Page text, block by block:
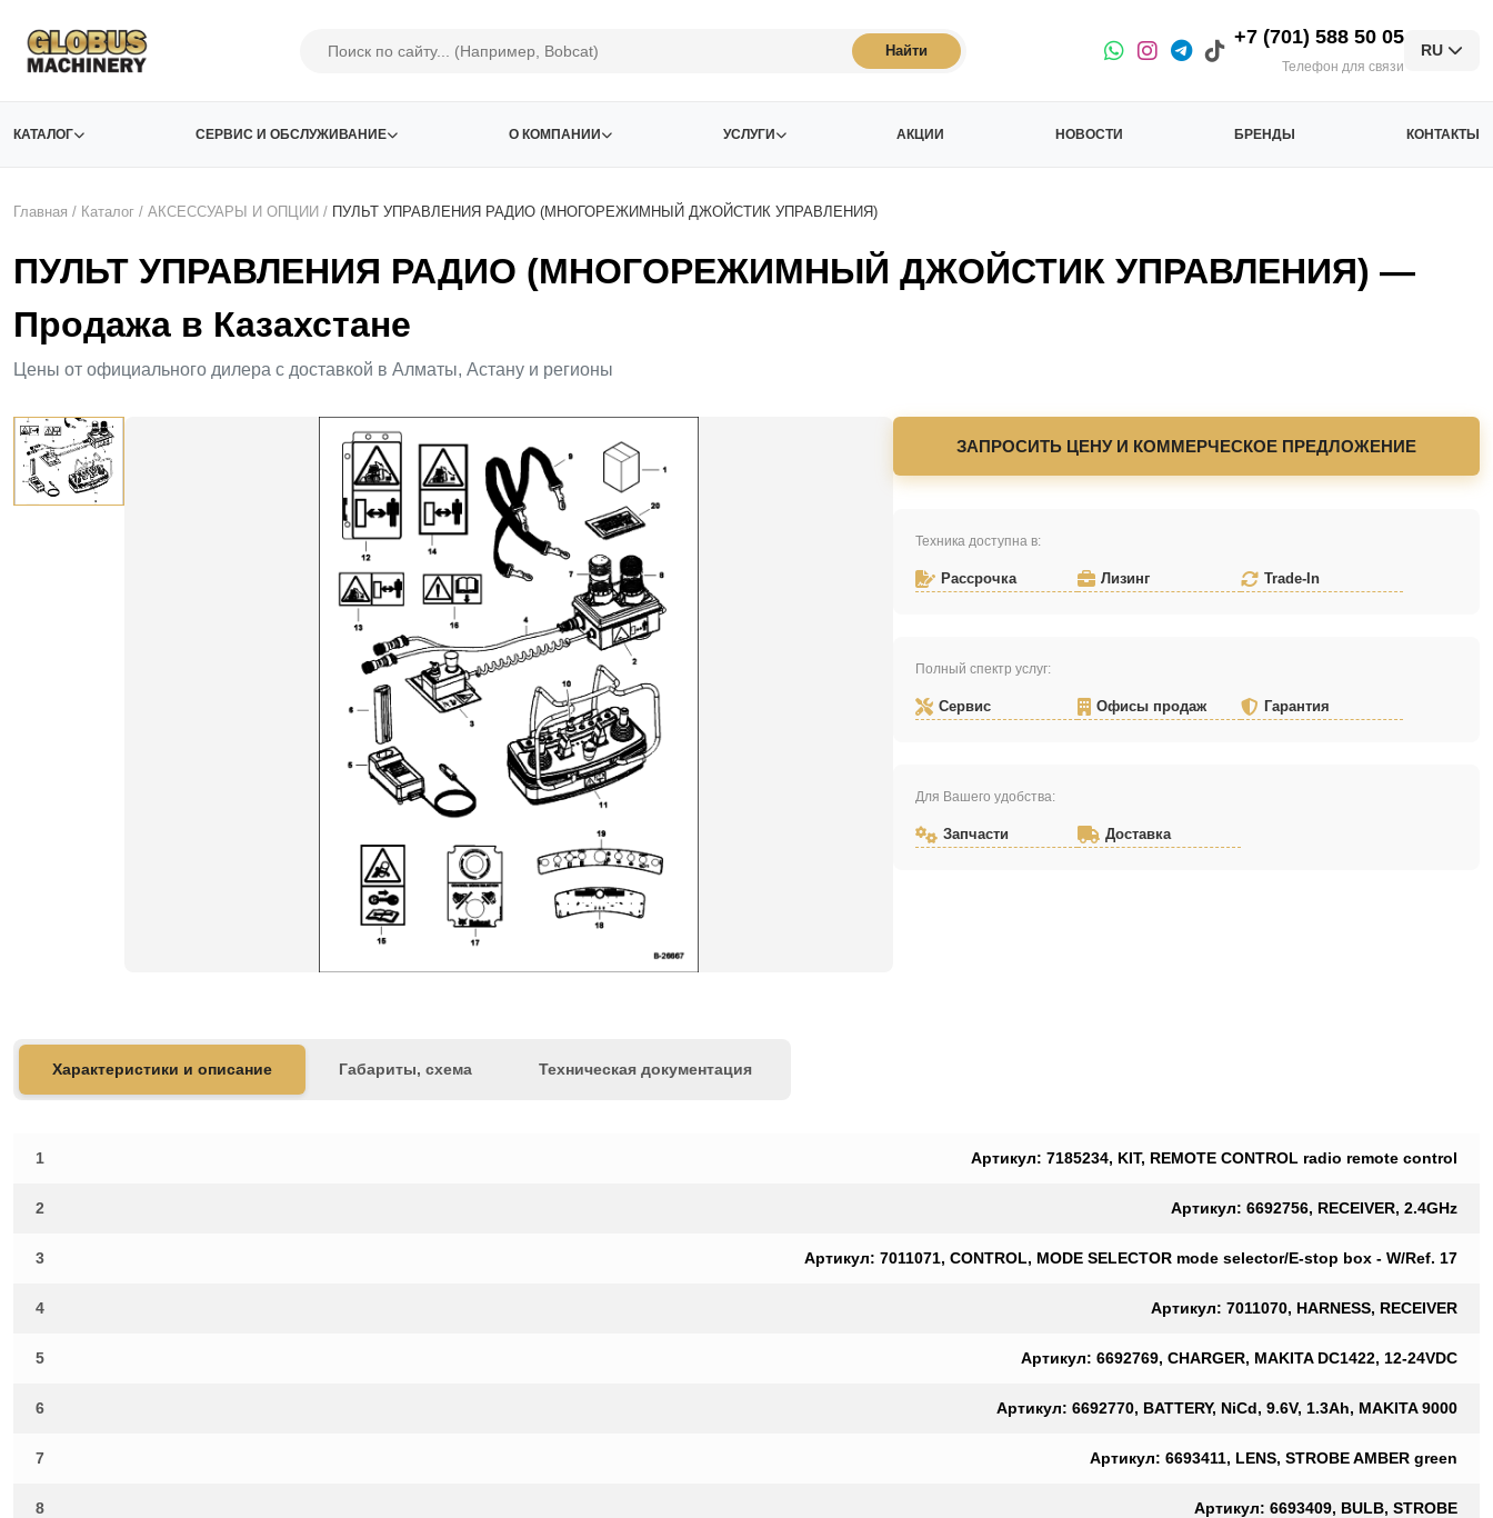
Найти
+7 (701) 588 50 05
Телефон для связи
RU
КАТАЛОГ СЕРВИС И ОБСЛУЖИВАНИЕ О КОМПАНИИ УСЛУГИ АКЦИИ НОВОСТИ БРЕНДЫ КОНТАКТЫ
Главная / Каталог / АКСЕСCУАРЫ И ОПЦИИ / ПУЛЬТ УПРАВЛЕНИЯ РАДИО (МНОГОРЕЖИМНЫЙ ДЖОЙСТИК УПРАВЛЕНИЯ)
ПУЛЬТ УПРАВЛЕНИЯ РАДИО (МНОГОРЕЖИМНЫЙ ДЖОЙСТИК УПРАВЛЕНИЯ) —
Продажа в Казахстане
Цены от официального дилера с доставкой в Алматы, Астану и регионы
ЗАПРОСИТЬ ЦЕНУ И КОММЕРЧЕСКОЕ ПРЕДЛОЖЕНИЕ
Техника доступна в:
Рассрочка Лизинг Trade-In
Полный спектр услуг:
Сервис Офисы продаж Гарантия
Для Вашего удобства:
Запчасти Доставка
Характеристики и описание Габариты, схема Техническая документация
1 Артикул: 7185234, KIT, REMOTE CONTROL radio remote control
2 Артикул: 6692756, RECEIVER, 2.4GHz
3 Артикул: 7011071, CONTROL, MODE SELECTOR mode selector/E-stop box - W/Ref. 17
4 Артикул: 7011070, HARNESS, RECEIVER
5 Артикул: 6692769, CHARGER, MAKITA DC1422, 12-24VDC
6 Артикул: 6692770, BATTERY, NiCd, 9.6V, 1.3Ah, MAKITA 9000
7 Артикул: 6693411, LENS, STROBE AMBER green
8 Артикул: 6693409, BULB, STROBE